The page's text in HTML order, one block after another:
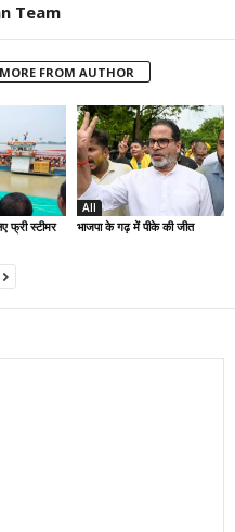
Team
MORE FROM AUTHOR
फ्री स्टीमर
All
भाजपा के गढ़ में पीके की जीत